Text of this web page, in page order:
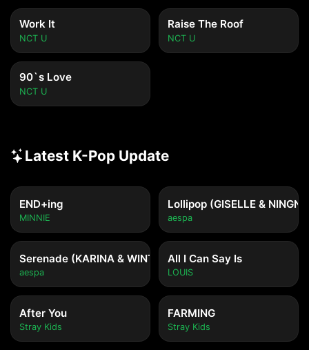
Work It
NCT U
Raise The Roof
NCT U
90`s Love
NCT U
Latest K-Pop Update
END+ing
MINNIE
Lollipop (GISELLE &
aespa
Serenade (KARINA & WINTER)
aespa
All I Can Say Is
LOUIS
After You
Stray Kids
FARMING
Stray Kids